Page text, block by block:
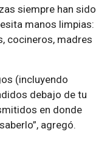
siempre han sido
manos limpias:
cocineros, madres
(incluyendo
debajo de tu
en donde
agregó.